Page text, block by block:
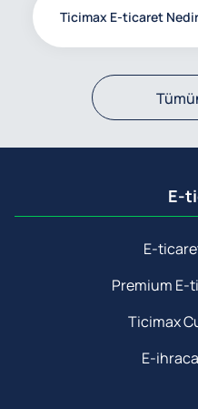
Ticimax E-ticaret
E-
E-
Premium E-
Ticimax
E-